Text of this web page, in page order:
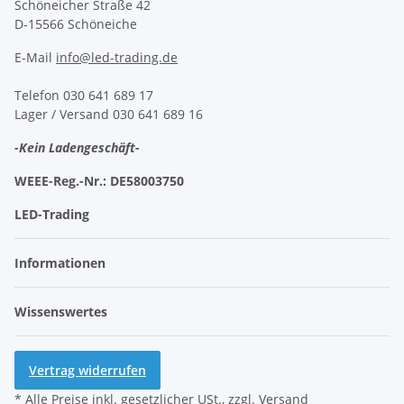
Schöneicher Straße 42
D-15566 Schöneiche
E-Mail info@led-trading.de
Telefon 030 641 689 17
Lager / Versand 030 641 689 16
-Kein Ladengeschäft-
WEEE-Reg.-Nr.: DE58003750
LED-Trading
Informationen
Wissenswertes
Vertrag widerrufen
* Alle Preise inkl. gesetzlicher USt., zzgl. Versand